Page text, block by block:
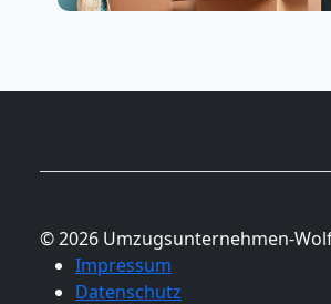
© 2026 Umzugsunternehmen-
Impressum
Datenschutz